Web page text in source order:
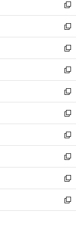
く
で
開
く
ド
ウ
で
開
く
ィ
ン
ド
ウ
で
開
く
新
し
い
ウ
ィ
ン
ド
ウ
で
開
く
新
し
い
ウ
ィ
ン
ド
ウ
で
開
く
新
し
い
ウ
ィ
ン
ド
ウ
で
開
く
新
し
い
ウ
ィ
ン
ド
ウ
で
開
く
新
し
い
ウ
ィ
ン
ド
ウ
で
開
く
新
し
い
ウ
ィ
ン
ド
ウ
で
開
新
し
い
ウ
ィ
ン
ド
ウ
新
し
い
ウ
ィ
ン
新
し
い
ウ
新
し